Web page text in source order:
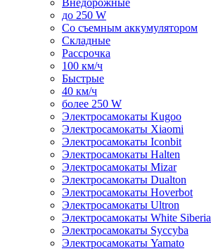
Внедорожные
до 250 W
Со съемным аккумулятором
Складные
Рассрочка
100 км/ч
Быстрые
40 км/ч
более 250 W
Электросамокаты Kugoo
Электросамокаты Xiaomi
Электросамокаты Iconbit
Электросамокаты Halten
Электросамокаты Mizar
Электросамокаты Dualton
Электросамокаты Hoverbot
Электросамокаты Ultron
Электросамокаты White Siberia
Электросамокаты Syccyba
Электросамокаты Yamato